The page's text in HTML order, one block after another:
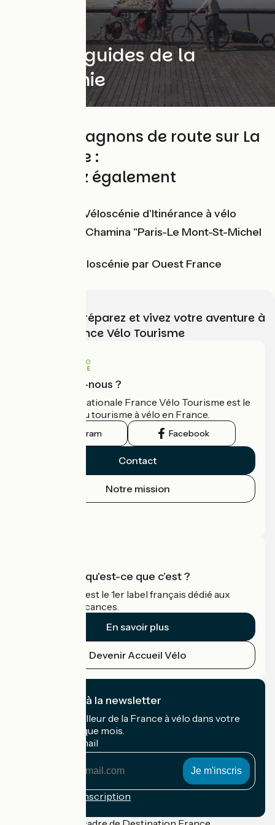
Les topoguides de la
Véloscénie
Vos compagnons de route sur La
Véloscénie :
Découvrez également
Le guide de la Véloscénie d'Itinérance à vélo
Le topo-guide Chamina "Paris-Le Mont-St-Michel
Guide sur la Véloscénie par Ouest France
Choisissez, préparez et vivez votre aventure à
vélo avec France Vélo Tourisme
Qui sommes-nous ?
L'association nationale France Vélo Tourisme est le
guide officiel du tourisme à vélo en France.
Instagram Facebook
Contact
Notre mission
Accueil Vélo qu'est-ce que c'est ?
Accueil Vélo c'est le 1er label français dédié aux
cyclistes en vacances.
En savoir plus
Devenir Accueil Vélo
Je m'abonne à la newsletter
Recevez le meilleur de la France à vélo dans votre
boîte mail chaque mois.
Mon adresse mail
Conditions d'inscription